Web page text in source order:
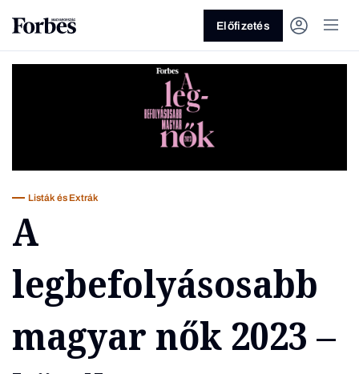
Pénz Zöld Legyél jobb!
Előfizetés
Listák és Extrák
A
legbefolyásosabb
magyar nők 2023 –